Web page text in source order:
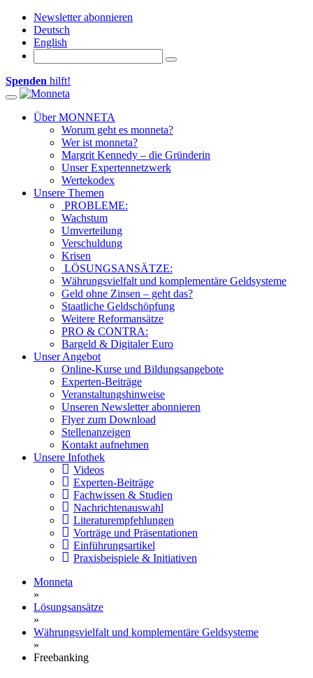
Newsletter abonnieren
Deutsch
English
Spenden hilft!
Toggle navigation
Über MONNETA
Worum geht es monneta?
Wer ist monneta?
Margrit Kennedy – die Gründerin
Unser Expertennetzwerk
Wertekodex
Unsere Themen
PROBLEME:
Wachstum
Umverteilung
Verschuldung
Krisen
LÖSUNGSANSÄTZE:
Währungsvielfalt und komplementäre Geldsysteme
Geld ohne Zinsen – geht das?
Staatliche Geldschöpfung
Weitere Reformansätze
PRO & CONTRA:
Bargeld & Digitaler Euro
Unser Angebot
Online-Kurse und Bildungsangebote
Experten-Beiträge
Veranstaltungshinweise
Unseren Newsletter abonnieren
Flyer zum Download
Stellenanzeigen
Kontakt aufnehmen
Unsere Infothek
Videos
Experten-Beiträge
Fachwissen & Studien
Nachrichtenauswahl
Literaturempfehlungen
Vorträge und Präsentationen
Einführungsartikel
Praxisbeispiele & Initiativen
Monneta
»
Lösungsansätze
»
Währungsvielfalt und komplementäre Geldsysteme
»
Freebanking